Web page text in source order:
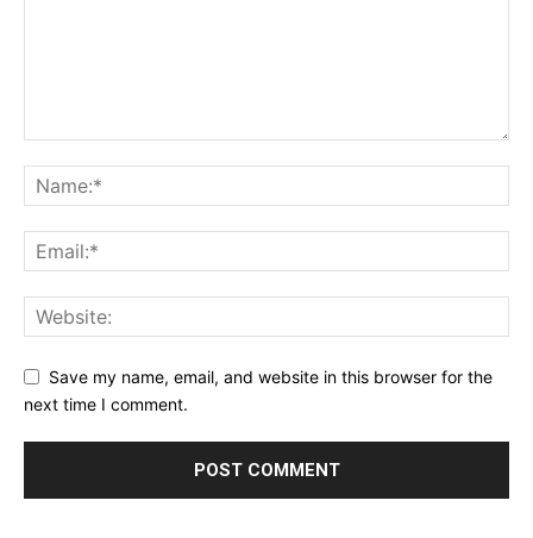
Save my name, email, and website in this browser for the
next time I comment.